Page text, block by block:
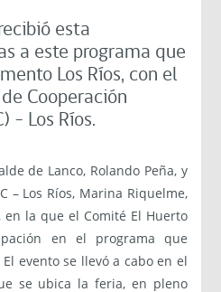
esta
a este programa que
Los Ríos, con el
Cooperación
– Los Ríos.
de Lanco, Rolando Peña, y
– Los Ríos, Marina Riquelme,
la que el Comité El Huerto
en el programa que
evento se llevó a cabo en el
se ubica la feria, en pleno